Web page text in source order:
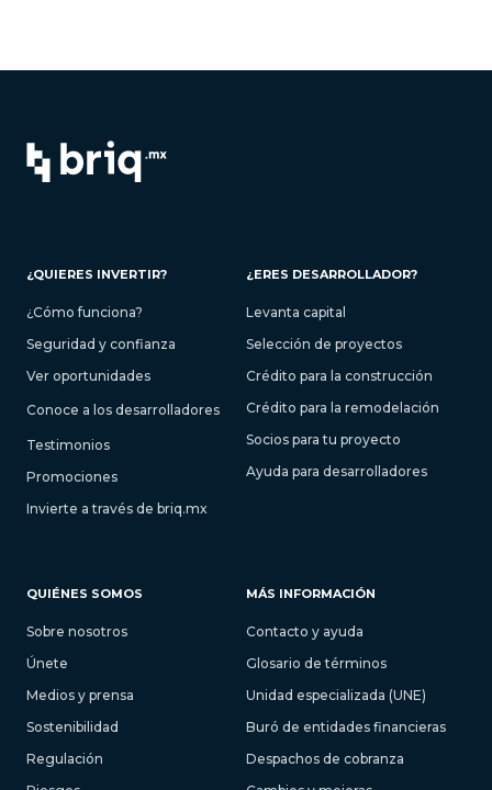
¿QUIERES INVERTIR?
¿Cómo funciona?
Seguridad y confianza
Ver oportunidades
Conoce a los desarrolladores
Testimonios
Promociones
Invierte a través de briq.mx
¿ERES DESARROLLADOR?
Levanta capital
Selección de proyectos
Crédito para la construcción
Crédito para la remodelación
Socios para tu proyecto
Ayuda para desarrolladores
QUIÉNES SOMOS
Sobre nosotros
Únete
Medios y prensa
Sostenibilidad
Regulación
MÁS INFORMACIÓN
Contacto y ayuda
Glosario de términos
Unidad especializada (UNE)
Buró de entidades financieras
Despachos de cobranza